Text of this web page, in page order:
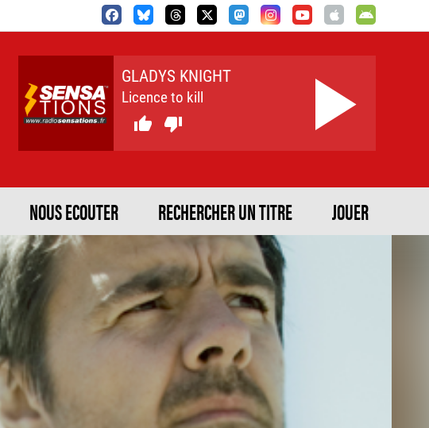
GLADYS KNIGHT
Licence to kill
 
NOUS ECOUTER RECHERCHER UN TITRE JOUER